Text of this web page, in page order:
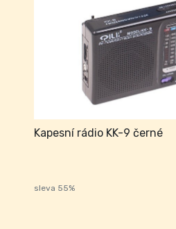
Kapesní rádio KK-9 černé
sleva 55%